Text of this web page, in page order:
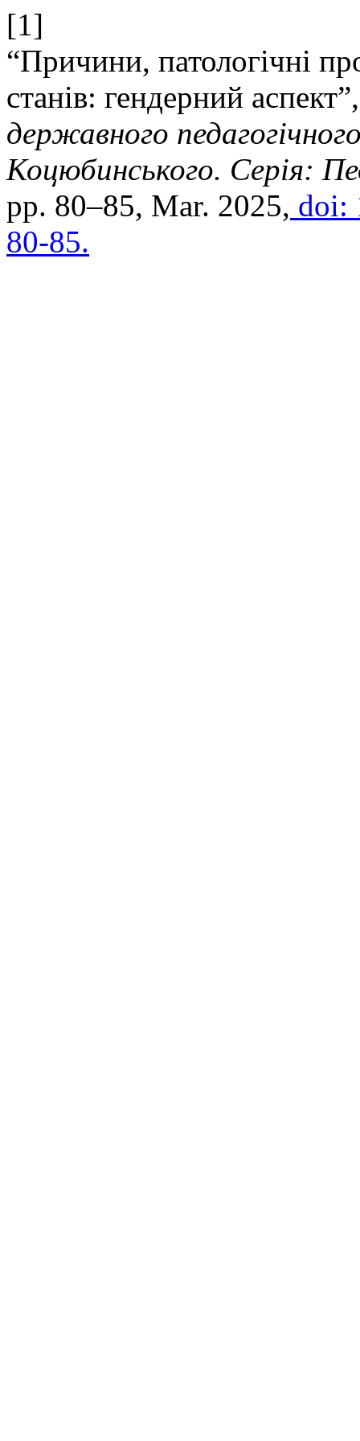
[1]
“Причини, патологічні
станів: гендерний
державного
Коцюбинського. Серія:
pp. 80–85, Mar. 2025, doi:
80-85.